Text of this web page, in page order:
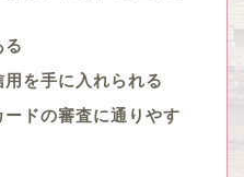
る
を手に入れられる
ドの審査に通りやす